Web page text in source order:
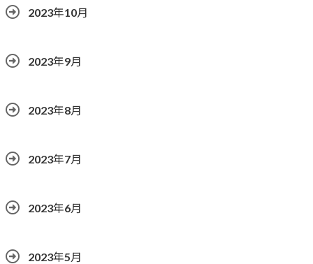
2023年10月
2023年9月
2023年8月
2023年7月
2023年6月
2023年5月